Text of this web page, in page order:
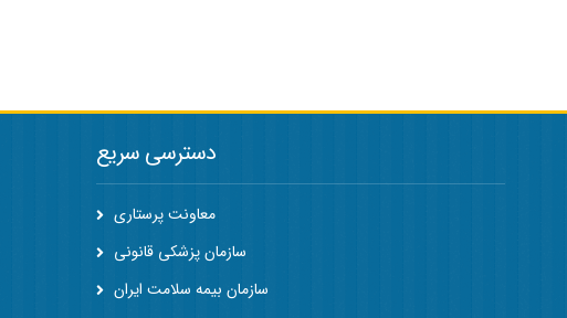
دسترسی سریع
معاونت پرستاری
سازمان پزشکی قانونی
سازمان بیمه سلامت ایران